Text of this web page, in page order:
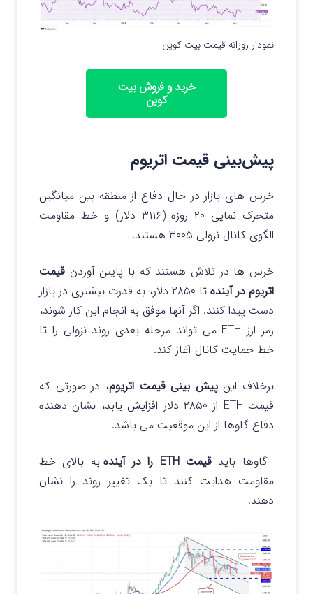
نمودار روزانه قیمت بیت کوین
خرید و فروش بیت
کوین
پیش‌بینی قیمت اتریوم
خرس های بازار در حال دفاع از منطقه بین میانگین
متحرک نمایی ۲۰ روزه (۳۱۱۶ دلار) و خط مقاومت
الگوی کانال نزولی ۳۰۰۵ هستند.
خرس ها در تلاش هستند که با پایین آوردن قیمت
اتریوم در آینده
تا ۲۸۵۰ دلار، به قدرت بیشتری در بازار
دست پیدا کنند. اگر آنها موفق به انجام این کار شوند،
رمز ارز ETH می تواند مرحله بعدی روند نزولی را تا
خط حمایت کانال آغاز کند.
برخلاف اینپیش بینی قیمت اتریوم، در صورتی که
قیمت ETH از ۲۸۵۰ دلار افزایش یابد، نشان دهنده
دفاع گاوها از این موقعیت می باشد.
گاوها باید قیمت ETH را در آینده
به بالای خط
مقاومت هدایت کنند تا یک تغییر روند را نشان
دهند.